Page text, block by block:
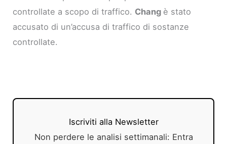
controllate a scopo di traffico. Chang è stato
accusato di un’accusa di traffico di sostanze
controllate.
Iscriviti alla Newsletter
Non perdere le analisi settimanali: Entra